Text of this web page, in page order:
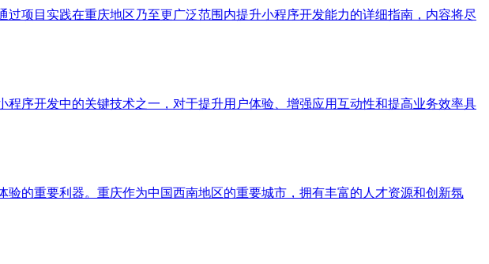
项目实践在重庆地区乃至更广泛范围内提升小程序开发能力的详细指南，内容将尽
序开发中的关键技术之一，对于提升用户体验、增强应用互动性和提高业务效率具
的重要利器。重庆作为中国西南地区的重要城市，拥有丰富的人才资源和创新氛